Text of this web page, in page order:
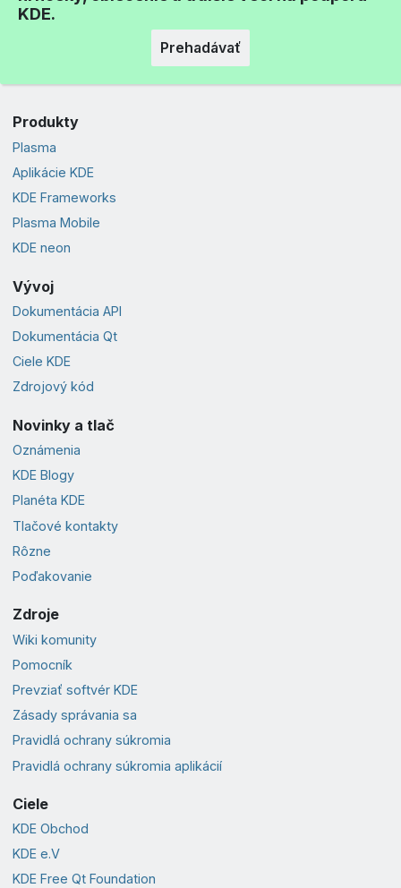
KDE.
Prehadávať
Produkty
Plasma
Aplikácie KDE
KDE Frameworks
Plasma Mobile
KDE neon
Vývoj
Dokumentácia API
Dokumentácia Qt
Ciele KDE
Zdrojový kód
Novinky a tlač
Oznámenia
KDE Blogy
Planéta KDE
Tlačové kontakty
Rôzne
Poďakovanie
Zdroje
Wiki komunity
Pomocník
Prevziať softvér KDE
Zásady správania sa
Pravidlá ochrany súkromia
Pravidlá ochrany súkromia aplikácií
Ciele
KDE Obchod
KDE e.V
KDE Free Qt Foundation